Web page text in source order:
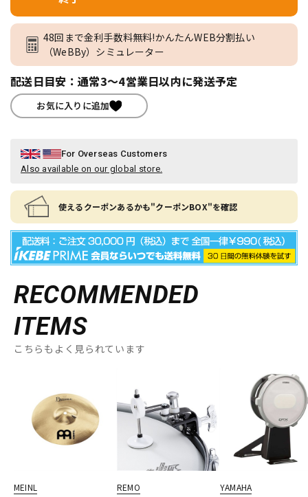
48回まで金利手数料無料!かんたんWEB分割払い
（WeBBy）シミュレーター
配送日目安：通常3～4営業日以内に発送予定
お気に入りに追加
For Overseas Customers
Also available on our global store.
使えるクーポンあるかも"クーポンBOX"を確認
RECOMMENDED
ITEMS
こちらもよく見られています
MEINL
REMO
YAMAHA